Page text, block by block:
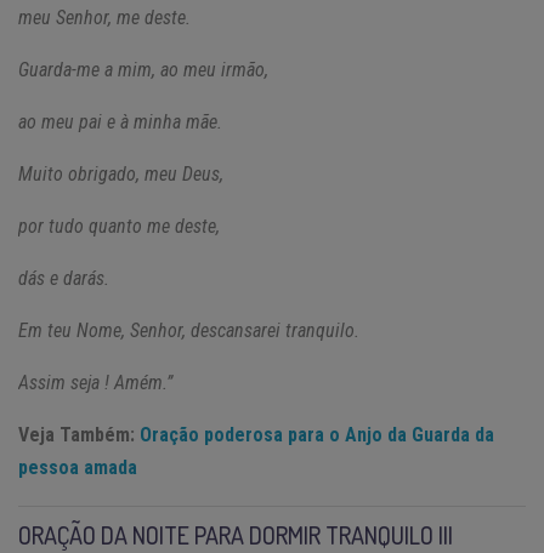
meu Senhor, me deste.
Guarda-me a mim, ao meu irmão,
ao meu pai e à minha mãe.
Muito obrigado, meu Deus,
por tudo quanto me deste,
dás e darás.
Em teu Nome, Senhor, descansarei tranquilo.
Assim seja ! Amém.”
Veja Também: Oração poderosa para o Anjo da Guarda da
pessoa amada
ORAÇÃO DA NOITE PARA DORMIR TRANQUILO III